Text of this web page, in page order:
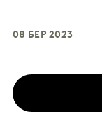
08 БЕР 2023